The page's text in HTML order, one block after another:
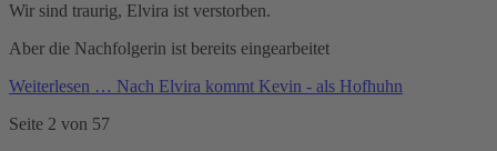
Wir sind traurig, Elvira ist verstorben.
Aber die Nachfolgerin ist bereits eingearbeitet
Weiterlesen … Nach Elvira kommt Kevin - als Hofhuhn
Seite 2 von 57